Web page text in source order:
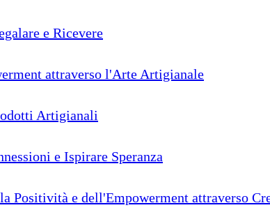
e Ricevere
attraverso l'Arte Artigianale
Artigianali
e Ispirare Speranza
Positività e dell'Empowerment attraverso